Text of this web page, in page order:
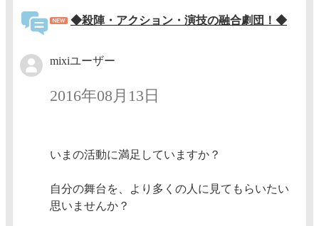
◆殺陣・アクション・演技の融合劇団！◆
mixiユーザー
2016年08月13日
いまの活動に満足していますか？
自分の舞台を、より多くの人に見てもらいたい
思いませんか？